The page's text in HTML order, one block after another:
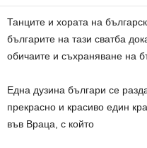
Танците и хората на
българите на тази сватба
обичаите и съхраняване на
Една дузина българи се
прекрасно и красиво един
във Враца, с който